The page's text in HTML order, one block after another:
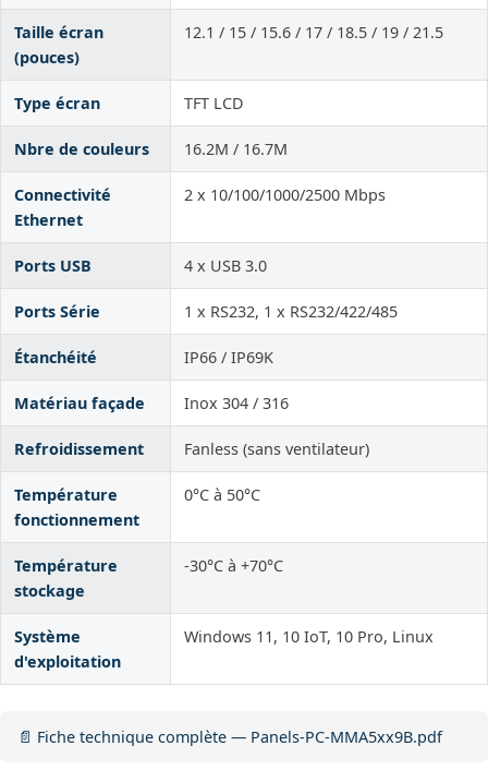
Taille écran
(pouces)
12.1 / 15 / 15.6 / 17 / 18.5 / 19 / 21.5
Type écran TFT LCD
Nbre de couleurs 16.2M / 16.7M
Connectivité
Ethernet
2 x 10/100/1000/2500 Mbps
Ports USB 4 x USB 3.0
Ports Série 1 x RS232, 1 x RS232/422/485
Étanchéité IP66 / IP69K
Matériau façade Inox 304 / 316
Refroidissement Fanless (sans ventilateur)
Température
fonctionnement
0°C à 50°C
Température
stockage
-30°C à +70°C
Système
d'exploitation
Windows 11, 10 IoT, 10 Pro, Linux
📄 Fiche technique complète — Panels-PC-MMA5xx9B.pdf